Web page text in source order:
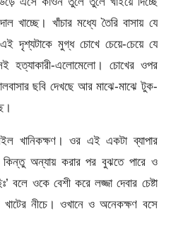
খাঁচার মধ্যে তৈরি বাসায় যে
দৃশ্যটাকে মুগ্ধ চোখে চেয়ে-চেয়ে যে
এলোমেলো। চোখের ওপর
ছবি দেখছে আর মাঝে-মাঝে টুক-
খানিকক্ষণ। ওর এই একটা ব্যাপার
অন্যায় করার পর বুঝতে পারে ও
ওকে বেশী করে লজ্জা দেবার চেষ্টা
নীচে। ওখানে ও অনেকক্ষণ বসে